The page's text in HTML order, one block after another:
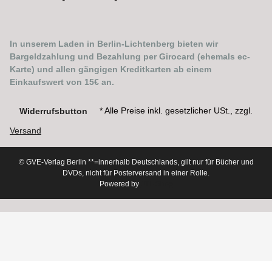
In unserem Laden in Berlin-Lichtenberg bieten wir
Bargeldzahlung und Bezahlung per Girocard (ehemals ec-
Karte) und allen gängigen Kreditkarten ab einem
Einkaufswert von 15€ an.
Widerrufsbutton * Alle Preise inkl. gesetzlicher USt., zzgl.
Versand
© GVE-Verlag Berlin **=innerhalb Deutschlands, gilt nur für Bücher und
DVDs, nicht für Posterversand in einer Rolle.
Powered by